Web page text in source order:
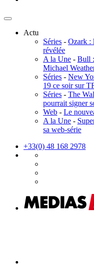
Actu
Séries - Ozark :
révélée
A la Une - Bull
Michael
Séries - New
19 ce soir sur
Séries - The
pourrait signer
Web - Le
A la Une -
sa web-série
+33(0) 48 168 2978